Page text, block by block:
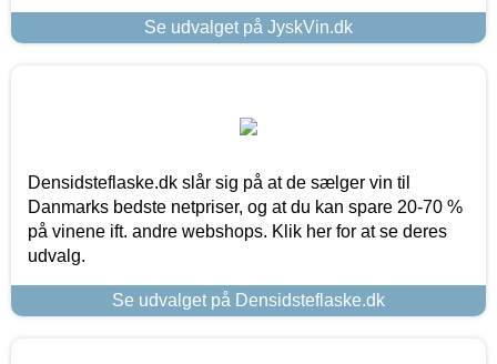
Se udvalget på JyskVin.dk
Densidsteflaske.dk slår sig på at de sælger vin til
Danmarks bedste netpriser, og at du kan spare 20-70 %
på vinene ift. andre webshops. Klik her for at se deres
udvalg.
Se udvalget på Densidsteflaske.dk